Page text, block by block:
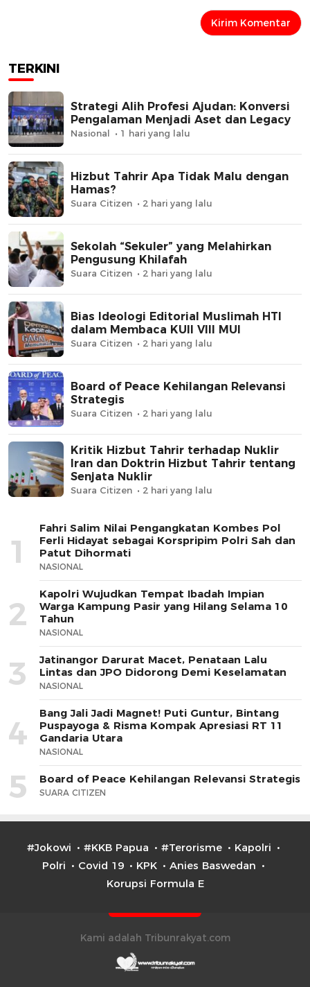
TERKINI
Strategi Alih Profesi Ajudan: Konversi
Pengalaman Menjadi Aset dan Legacy
Nasional 1 hari yang lalu
Hizbut Tahrir Apa Tidak Malu dengan
Hamas?
Suara Citizen 2 hari yang lalu
Sekolah “Sekuler” yang Melahirkan
Pengusung Khilafah
Suara Citizen 2 hari yang lalu
Bias Ideologi Editorial Muslimah HTI
dalam Membaca KUII VIII MUI
Suara Citizen 2 hari yang lalu
Board of Peace Kehilangan Relevansi
Strategis
Suara Citizen 2 hari yang lalu
Kritik Hizbut Tahrir terhadap Nuklir
Iran dan Doktrin Hizbut Tahrir tentang
Senjata Nuklir
Suara Citizen 2 hari yang lalu
1
Fahri Salim Nilai Pengangkatan Kombes Pol
Ferli Hidayat sebagai Korspripim Polri Sah dan
Patut Dihormati
NASIONAL
2
Kapolri Wujudkan Tempat Ibadah Impian
Warga Kampung Pasir yang Hilang Selama 10
Tahun
NASIONAL
3
Jatinangor Darurat Macet, Penataan Lalu
Lintas dan JPO Didorong Demi Keselamatan
NASIONAL
4
Bang Jali Jadi Magnet! Puti Guntur, Bintang
Puspayoga & Risma Kompak Apresiasi RT 11
Gandaria Utara
NASIONAL
5 Board of Peace Kehilangan Relevansi Strategis
SUARA CITIZEN
#Jokowi #KKB Papua #Terorisme
Kapolri
Polri
Covid 19 KPK
Anies Baswedan
Korupsi Formula E
Kami adalah Tribunrakyat.com